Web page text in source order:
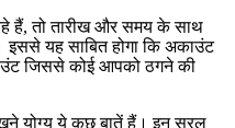
हैं, तो तारीख और समय के साथ
यह साबित होगा कि अकाउंट
जिससे कोई आपको ठगने की
योग्य ये कुछ बातें हैं। इन सरल